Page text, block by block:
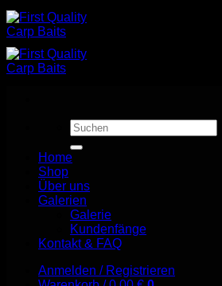
Zum
Inhalt
springen
Suchen
nach:
Home
Shop
Über uns
Galerien
Galerie
Kundenfänge
Kontakt & FAQ
Anmelden / Registrieren